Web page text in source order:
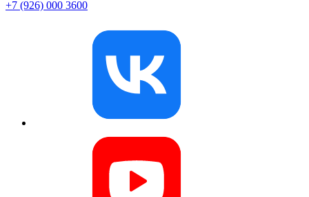
+7 (926) 000 3600